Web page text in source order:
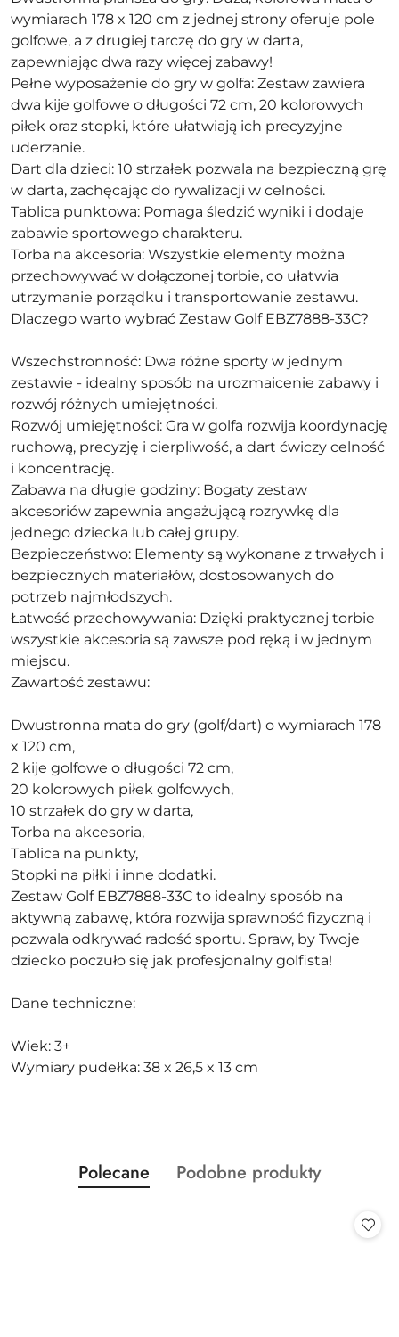
wymiarach 178 x 120 cm z jednej strony oferuje pole
golfowe, a z drugiej tarczę do gry w darta,
zapewniając dwa razy więcej zabawy!
Pełne wyposażenie do gry w golfa: Zestaw zawiera
dwa kije golfowe o długości 72 cm, 20 kolorowych
piłek oraz stopki, które ułatwiają ich precyzyjne
uderzanie.
Dart dla dzieci: 10 strzałek pozwala na bezpieczną grę
w darta, zachęcając do rywalizacji w celności.
Tablica punktowa: Pomaga śledzić wyniki i dodaje
zabawie sportowego charakteru.
Torba na akcesoria: Wszystkie elementy można
przechowywać w dołączonej torbie, co ułatwia
utrzymanie porządku i transportowanie zestawu.
Dlaczego warto wybrać Zestaw Golf EBZ7888-33C?
Wszechstronność: Dwa różne sporty w jednym
zestawie - idealny sposób na urozmaicenie zabawy i
rozwój różnych umiejętności.
Rozwój umiejętności: Gra w golfa rozwija koordynację
ruchową, precyzję i cierpliwość, a dart ćwiczy celność
i koncentrację.
Zabawa na długie godziny: Bogaty zestaw
akcesoriów zapewnia angażującą rozrywkę dla
jednego dziecka lub całej grupy.
Bezpieczeństwo: Elementy są wykonane z trwałych i
bezpiecznych materiałów, dostosowanych do
potrzeb najmłodszych.
Łatwość przechowywania: Dzięki praktycznej torbie
wszystkie akcesoria są zawsze pod ręką i w jednym
miejscu.
Zawartość zestawu:
Dwustronna mata do gry (golf/dart) o wymiarach 178
x 120 cm,
2 kije golfowe o długości 72 cm,
20 kolorowych piłek golfowych,
10 strzałek do gry w darta,
Torba na akcesoria,
Tablica na punkty,
Stopki na piłki i inne dodatki.
Zestaw Golf EBZ7888-33C to idealny sposób na
aktywną zabawę, która rozwija sprawność fizyczną i
pozwala odkrywać radość sportu. Spraw, by Twoje
dziecko poczuło się jak profesjonalny golfista!
Dane techniczne:
Wiek: 3+
Wymiary pudełka: 38 x 26,5 x 13 cm
Pomiń karuzelę produktów
Produkty
o
Polecane
Produkty
Podobne produkty